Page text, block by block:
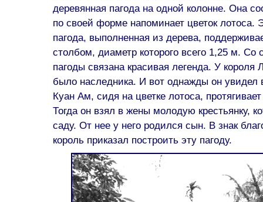
деревянная пагода на одной колонне. Она
по своей форме напоминает цветок лотоса.
пагода, выполненная из дерева,
столбом, диаметр которого всего 1,25 м. Со
пагоды связана красивая легенда. У короля
было наследника. И вот однажды он увидел
Куан Ам, сидя на цветке лотоса,
Тогда он взял в жены молодую крестьянку,
саду. От нее у него родился сын. В знак
король приказал построить эту пагоду.